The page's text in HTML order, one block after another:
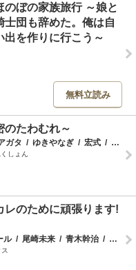
のぼの家族旅行 ～娘と
士団も辞めた。俺は自
出を作りに行こう～
無料立読み
のたわむれ～
ガタ / ゆきやなぎ / 宏式 /
しょん
レのために頑張ります!
ル / 尾崎未来 / 青木幹治 /